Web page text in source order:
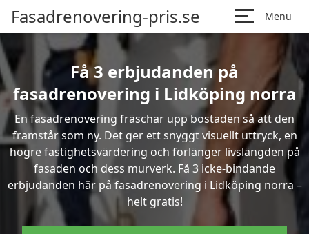
Fasadrenovering-pris.se Menu
Få 3 erbjudanden på
fasadrenovering i Lidköping norra
En fasadrenovering fräschar upp bostaden så att den
framstår som ny. Det ger ett snyggt visuellt uttryck, en
högre fastighetsvärdering och förlänger livslängden på
fasaden och dess murverk. Få 3 icke-bindande
erbjudanden här på fasadrenovering i Lidköping norra –
helt gratis!